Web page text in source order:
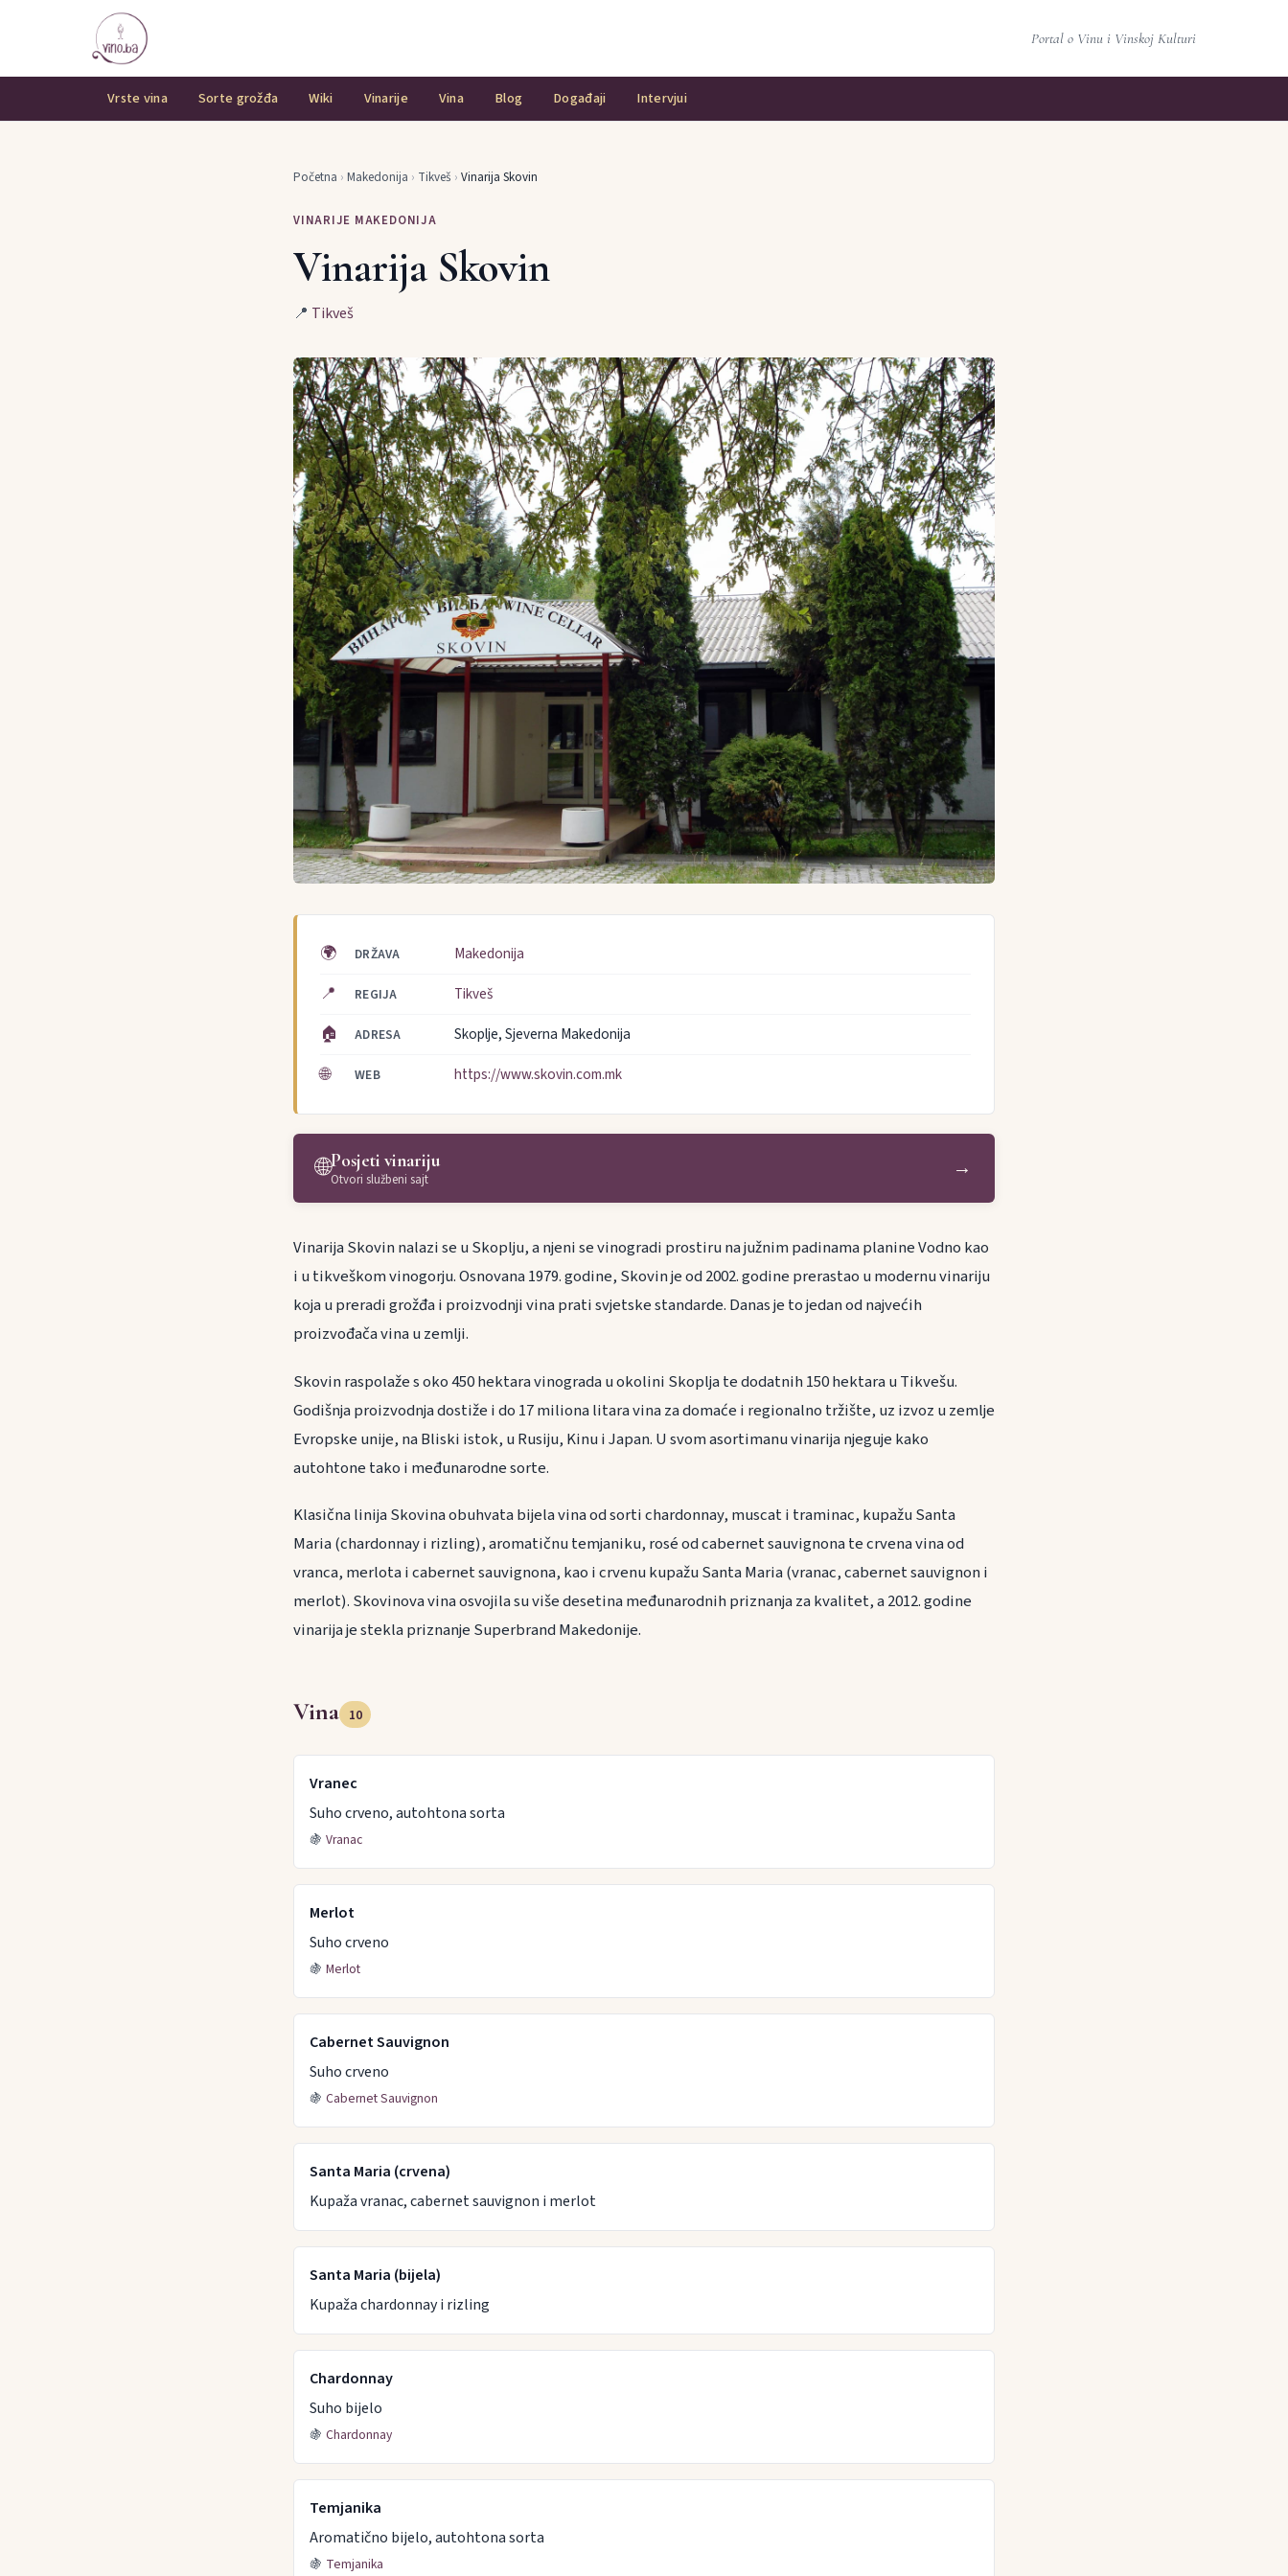
Portal o Vinu i Vinskoj Kulturi
Vrste vina Sorte grožđa Wiki Vinarije Vina Blog Događaji Intervjui
Početna › Makedonija › Tikveš › Vinarija Skovin
VINARIJE MAKEDONIJA
Vinarija Skovin
📍 Tikveš
🌍 DRŽAVA Makedonija
📍 REGIJA Tikveš
🏠 ADRESA Skoplje, Sjeverna Makedonija
🌐 WEB https://www.skovin.com.mk
🌐Posjeti vinariju
Otvori službeni sajt →
Vinarija Skovin nalazi se u Skoplju, a njeni se vinogradi prostiru na južnim padinama planine Vodno kao
i u tikveškom vinogorju. Osnovana 1979. godine, Skovin je od 2002. godine prerastao u modernu vinariju
koja u preradi grožđa i proizvodnji vina prati svjetske standarde. Danas je to jedan od najvećih
proizvođača vina u zemlji.
Skovin raspolaže s oko 450 hektara vinograda u okolini Skoplja te dodatnih 150 hektara u Tikvešu.
Godišnja proizvodnja dostiže i do 17 miliona litara vina za domaće i regionalno tržište, uz izvoz u zemlje
Evropske unije, na Bliski istok, u Rusiju, Kinu i Japan. U svom asortimanu vinarija njeguje kako
autohtone tako i međunarodne sorte.
Klasična linija Skovina obuhvata bijela vina od sorti chardonnay, muscat i traminac, kupažu Santa
Maria (chardonnay i rizling), aromatičnu temjaniku, rosé od cabernet sauvignona te crvena vina od
vranca, merlota i cabernet sauvignona, kao i crvenu kupažu Santa Maria (vranac, cabernet sauvignon i
merlot). Skovinova vina osvojila su više desetina međunarodnih priznanja za kvalitet, a 2012. godine
vinarija je stekla priznanje Superbrand Makedonije.
Vina 10
Vranec
Suho crveno, autohtona sorta
🍇 Vranac
Merlot
Suho crveno
🍇 Merlot
Cabernet Sauvignon
Suho crveno
🍇 Cabernet Sauvignon
Santa Maria (crvena)
Kupaža vranac, cabernet sauvignon i merlot
Santa Maria (bijela)
Kupaža chardonnay i rizling
Chardonnay
Suho bijelo
🍇 Chardonnay
Temjanika
Aromatično bijelo, autohtona sorta
🍇 Temjanika